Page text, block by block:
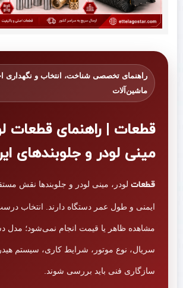
راهنمای تخصصی شناخت، انتخاب و نگهداری
ماشین‌آلات
قطعات | راهنمای قطعات
مینی لودر و جلوبندهای
قطعات لودر، مینی لودر و جلوبندها نقش
ایمنی و طول عمر دستگاه دارند. انتخاب
مشاهده ظاهر یا قیمت انجام نمی‌شود؛ مدل
سریال، نوع موتور، شرایط کاری، سیستم
سازگاری فنی باید بررسی شوند.